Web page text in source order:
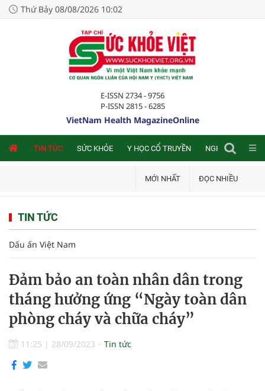
Thứ Bảy 08/08/2026 10:02
E-ISSN 2734 - 9756
P-ISSN 2815 - 6285
VietNam Health MagazineOnline
TIN TỨC SỨC KHỎE Y HỌC CỔ TRUYỀN NGHIÊN CỨU
MỚI NHẤT ĐỌC NHIỀU
TIN TỨC
Dấu ấn Việt Nam
Đảm bảo an toàn nhân dân trong
tháng hưởng ứng “Ngày toàn dân
phòng cháy và chữa cháy”
11:25 | 28/09/2023 Tin tức